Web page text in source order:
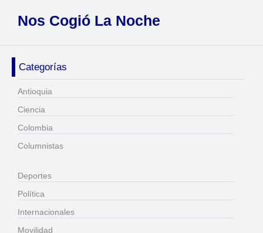
Nos Cogió La Noche
Categorías
Antioquia
Ciencia
Colombia
Columnistas
Deportes
Política
Internacionales
Movilidad